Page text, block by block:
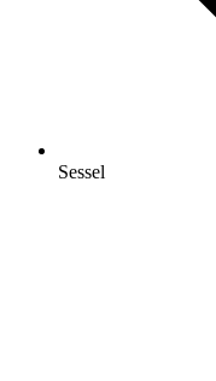
Sessel